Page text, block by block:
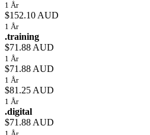
1 År
$152.10 AUD
1 År
.training
$71.88 AUD
1 År
$71.88 AUD
1 År
$81.25 AUD
1 År
.digital
$71.88 AUD